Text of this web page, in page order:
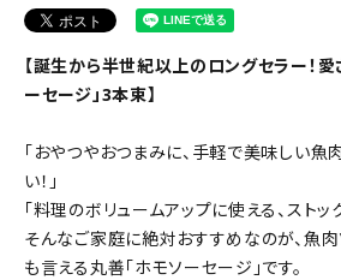
【誕生から半世紀以上のロングセラー！
ーセージ」3本束】
「おやつやおつまみに、手軽で美味しい
い！」
「料理のボリュームアップに使える、スト
そんなご家庭に絶対おすすめなのが、魚
も言える丸善「ホモソーセージ」です。